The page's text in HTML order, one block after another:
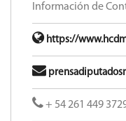
Información de
https://
+ 54 261 449